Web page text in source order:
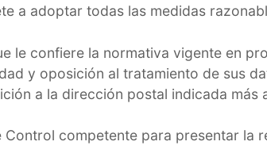
a adoptar todas las medidas
le confiere la normativa vigente en
y oposición al tratamiento de sus
a la dirección postal indicada
competente para presentar la